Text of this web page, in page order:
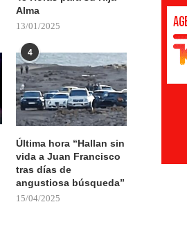
Alma
13/01/2025
4
Última hora “Hallan sin
vida a Juan Francisco
tras días de
angustiosa búsqueda”
15/04/2025